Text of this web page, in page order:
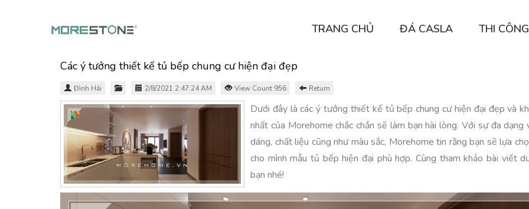
TRANG CHỦ ĐÁ CASLA THI CÔNG
Các ý tưởng thiết kế tủ bếp chung cư hiện đại đẹp
Đình Hải 2/8/2021 2:47:24 AM View Count 956 Return
Dưới đây là các ý tưởng thiết kế tủ bếp chung cư hiện đại đẹp và
nhất của Morehome chắc chắn sẽ làm bạn hài lòng. Với sự đa dạng
dáng, chất liệu cũng như màu sắc, Morehome tin rằng bạn sẽ lựa
cho mình mẫu tủ bếp hiện đại phù hợp. Cùng tham khảo bài viết
bạn nhé!